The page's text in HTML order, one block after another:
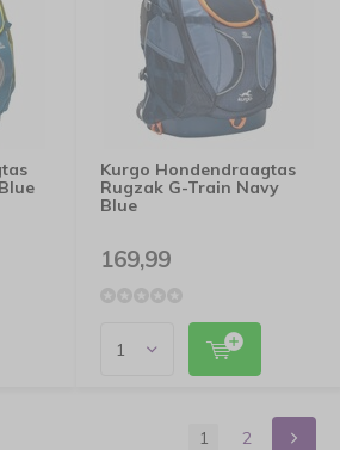
Kurgo Hondendraagtas
Rugzak G-Train Navy
Blue
169,99
1 2